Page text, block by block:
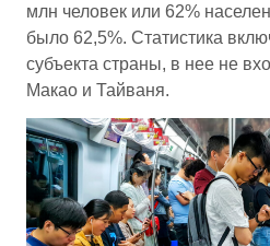
млн человек или 62%
было 62,5%. Статистика
субъекта страны, в нее не
Макао и Тайваня.